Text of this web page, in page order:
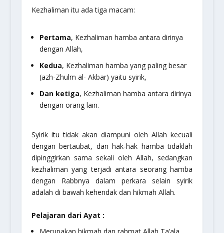
Kezhaliman itu ada tiga macam:
Pertama, Kezhaliman hamba antara dirinya
dengan Allah,
Kedua, Kezhaliman hamba yang paling besar
(azh-Zhulm al- Akbar) yaitu syirik,
Dan ketiga, Kezhaliman hamba antara dirinya
dengan orang lain.
Syirik itu tidak akan diampuni oleh Allah kecuali
dengan bertaubat, dan hak-hak hamba tidaklah
dipinggirkan sama sekali oleh Allah, sedangkan
kezhaliman yang terjadi antara seorang hamba
dengan Rabbnya dalam perkara selain syirik
adalah di bawah kehendak dan hikmah Allah.
Pelajaran dari Ayat :